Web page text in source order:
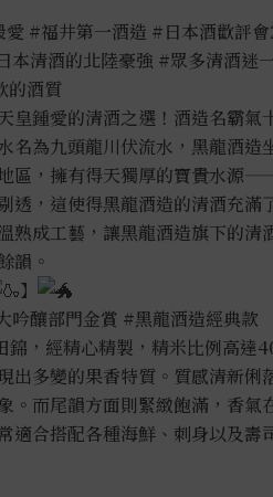
愛 #福井第一酒造 #日本酒歡評
本清酒的北陸豪強 #眾多清酒迷
的酒質
皇鍾愛的清酒之選！酒造名霸氣
名為九頭龍川伏流水，黑龍酒造
區，擁有得天獨厚的寶貴水
透，這使得黑龍酒造的清酒充滿
熟成工藝，讓黑龍酒造旗下的清
韻。
】
吟釀部門金賞 #黑龍酒造經典款
，經精心精製，精米比例高達
出多變的果香特質。質感清新俐
。而尾韻方面則緊緻飽滿，香氣
適合搭配各種海鮮、刺身以及壽